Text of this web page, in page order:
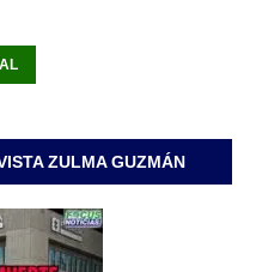
ZULMA GUZMÁN